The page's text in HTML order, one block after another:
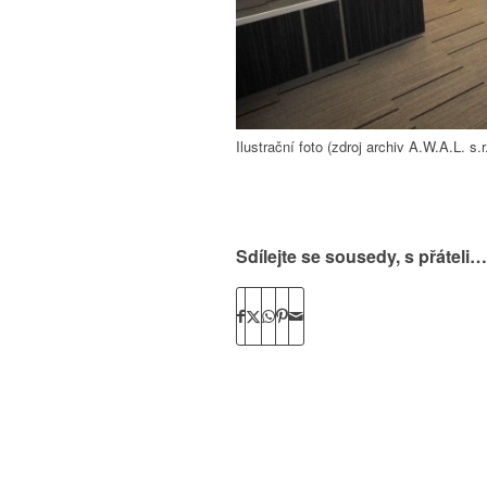
Ilustrační foto (zdroj archiv A.W.A.L.
Sdílejte se sousedy, s přáteli…